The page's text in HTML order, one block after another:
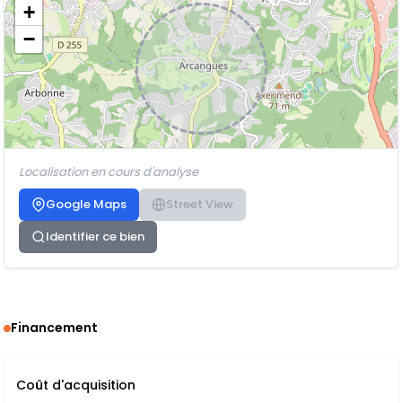
+
−
Localisation en cours d'analyse
Google Maps
Street View
Identifier ce bien
Financement
Coût d'acquisition